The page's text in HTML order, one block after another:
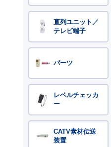
直列ユニット／
テレビ端子
パーツ
レベルチェッカ
ー
CATV素材伝送
装置